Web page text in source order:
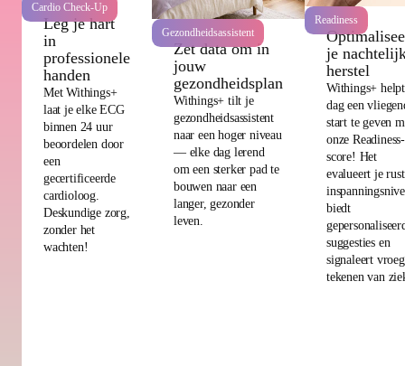
Cardio Check-Up
Leg je hart
in
professionele
handen
Met Withings+
laat je elke ECG
binnen 24 uur
beoordelen door
een
gecertificeerde
cardioloog.
Deskundige zorg,
zonder het
wachten!
Gezondheidsassistent
Zet data om in
jouw
gezondheidsplan
Withings+ tilt je
gezondheidsassistent
naar een hoger niveau
— elke dag lerend
om een sterker pad te
bouwen naar een
langer, gezonder
leven.
Readiness
je
herstel
Withings+
dag een
start te geven
onze Readiness-
score! Het
evalueert je
biedt
suggesties en
signaleert
tekenen van